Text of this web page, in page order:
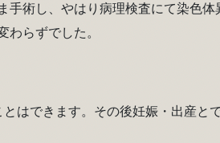
手術し、やはり病理検査にて染色
わらずでした。
はできます。その後妊娠・出産と